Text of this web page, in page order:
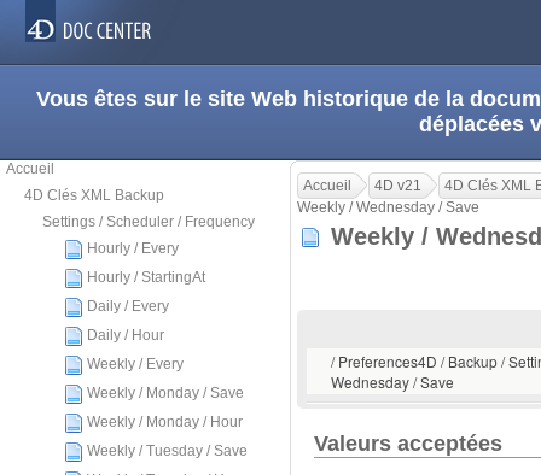
Vous êtes sur le site Web historique de la
déplacées
Accueil
4D Clés XML Backup
Settings / Scheduler / Frequency
Hourly / Every
Hourly / StartingAt
Daily / Every
Daily / Hour
Weekly / Every
Weekly / Monday / Save
Weekly / Monday / Hour
Weekly / Tuesday / Save
Accueil 4D v21
4D Clés XML
Weekly / Wednesday / Save
Weekly /
/ Preferences4D / Backup /
Wednesday / Save
Valeurs acceptées